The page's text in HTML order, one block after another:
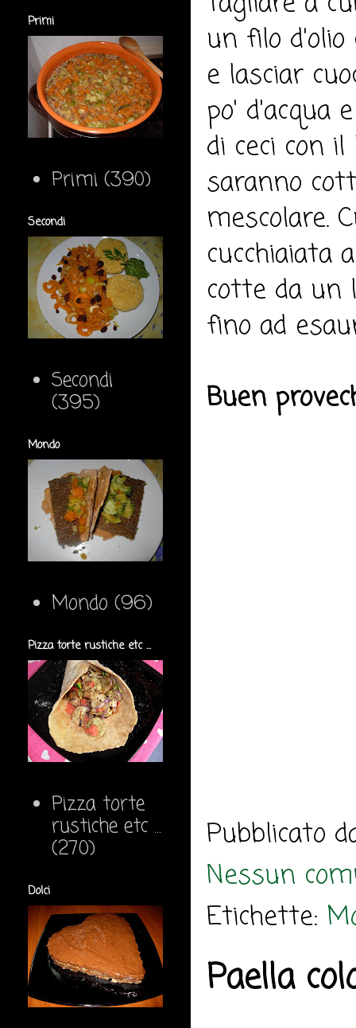
un filo d'olio
e lasciar
po' d'acqua
di ceci con
saranno
mescolare.
cucchiaiata
cotte da un
fino ad
Buen
Pubblicato
Nessun
Etichette:
Paella
Primi
Primi (390)
Secondi
Secondi
(395)
Mondo
Mondo (96)
Pizza torte rustiche etc ...
Pizza torte
rustiche etc ...
(270)
Dolci